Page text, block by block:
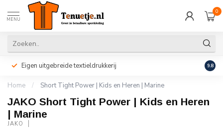
MENU
0
Eigen uitgebreide textieldrukkerij 9.8
Home / Short Tight Power | Kids en Heren | Marine
JAKO Short Tight Power | Kids en Heren
| Marine
JAKO